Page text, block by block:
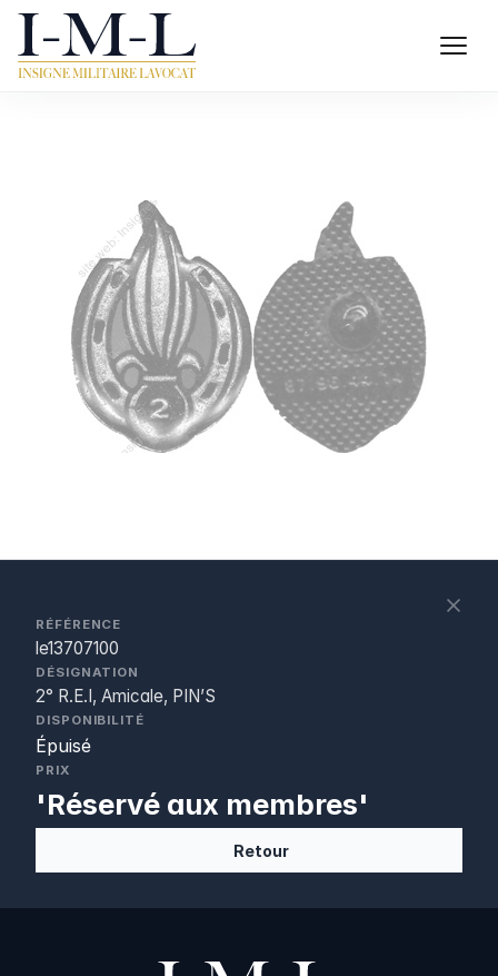
RÉFÉRENCE
le13707100
DÉSIGNATION
2° R.E.I, Amicale, PIN’S
DISPONIBILITÉ
Épuisé
PRIX
'Réservé aux membres'
Retour